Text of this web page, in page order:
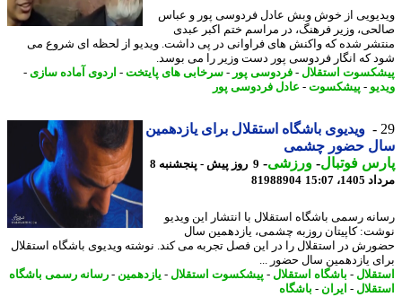
از خوش وبش عادل فردوسی پور و عباس
وزیر فرهنگ، در مراسم ختم اکبر عبدی
شده که واکنش های فراوانی در پی داشت. ویدیو از لحظه ای شروع می
که انگار فردوسی پور دست وزیر را می بوسد.
استقلال-فردوسی پور-سرخابی های پایتخت-اردوی آماده سازی-
-پیشکسوت-عادل فردوسی پور
ویدیوی باشگاه استقلال برای یازدهمین
حضور چشمی
فوتبال-ورزشی-
9 روز پیش - پنجشنبه 8
15:07
81988904
رسمی باشگاه استقلال با انتشار این ویدیو
کاپیتان روزبه چشمی، یازدهمین سال
در استقلال را در این فصل تجربه می کند. نوشته ویدیوی باشگاه استقلال
یازدهمین سال حضور ...
-باشگاه استقلال-پیشکسوت استقلال-یازدهمین-رسانه رسمی باشگاه
-ایران - باشگاه